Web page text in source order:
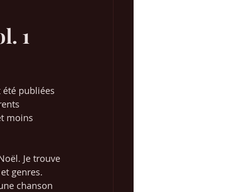
Concours Eurovision
1
publiées
moins
Je trouve
genres.
chanson